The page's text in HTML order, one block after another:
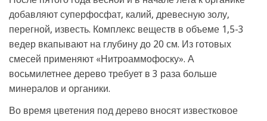
добавляют суперфосфат, калий, древесную золу,
перегной, известь. Комплекс веществ в объеме 1,5-3
ведер вкапывают на глубину до 20 см. Из готовых
смесей применяют «Нитроаммофоску». А
восьмилетнее дерево требует в 3 раза больше
минералов и органики.
Во время цветения под дерево вносят известковое